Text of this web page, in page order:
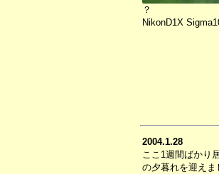
？
NikonD1X
2004.1.28
ここ1週間ばかり
の夕暮れを迎えま